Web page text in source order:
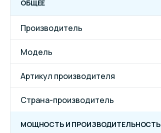
ОБЩЕЕ
Производитель
Модель
Артикул производителя
Страна-производитель
МОЩНОСТЬ И ПРОИЗВОДИТЕЛЬНОСТЬ